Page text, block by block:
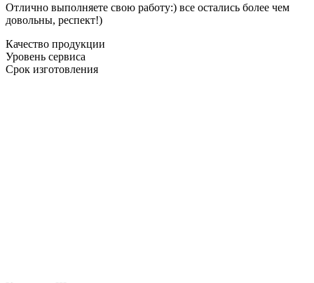
Отлично выполняете свою работу:) все остались более чем
довольны, респект!)
Качество продукции
Уровень сервиса
Срок изготовления